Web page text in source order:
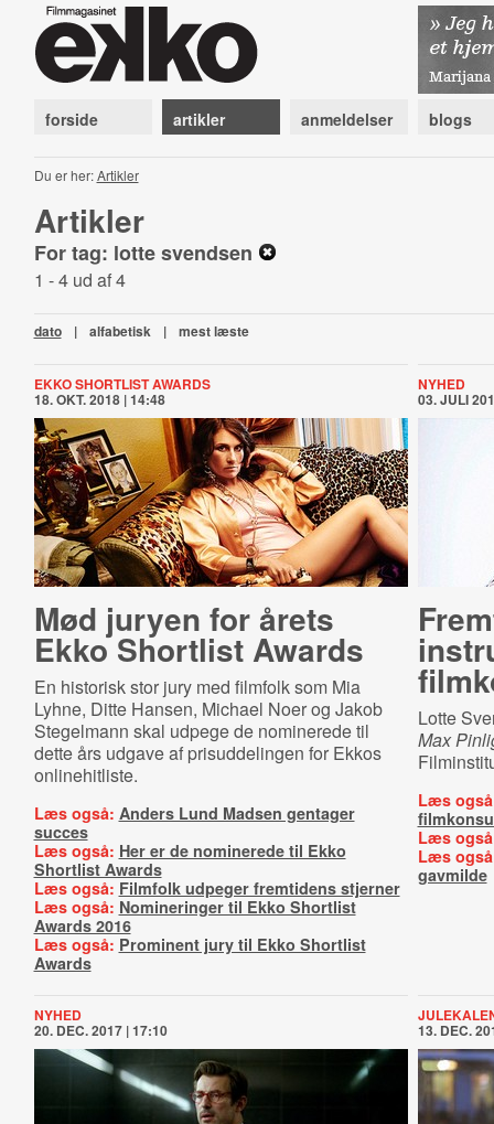
forside artikler anmeldelser blogs
Du er her:Artikler
Artikler
For tag: lotte svendsen
1 - 4 ud af 4
dato | alfabetisk | mest læste
EKKO SHORTLIST AWARDS
18. OKT. 2018 | 14:48
Mød juryen for årets
Ekko Shortlist Awards
En historisk stor jury med filmfolk som Mia
Lyhne, Ditte Hansen, Michael Noer og Jakob
Stegelmann skal udpege de nominerede til
dette års udgave af prisuddelingen for Ekkos
onlinehitliste.
Læs også: Anders Lund Madsen gentager
succes
Læs også: Her er de nominerede til Ekko
Shortlist Awards
Læs også: Filmfolk udpeger fremtidens stjerner
Læs også: Nomineringer til Ekko Shortlist
Awards 2016
Læs også: Prominent jury til Ekko Shortlist
Awards
NYHED
03. JULI
Lotte
Max
Læs
Læs
Læs
gavmilde
NYHED
20. DEC. 2017 | 17:10 13. DEC.